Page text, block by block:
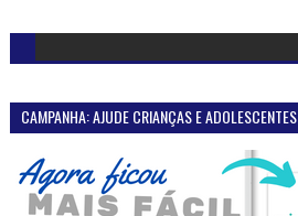
CAMPANHA: AJUDE CRIANÇAS E ADOLESCENTES